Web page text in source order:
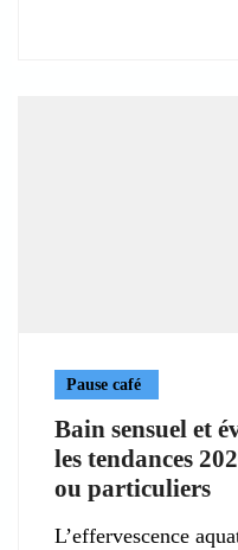
Pause café
Bain sensuel et
les tendances
ou particuliers
L’effervescence